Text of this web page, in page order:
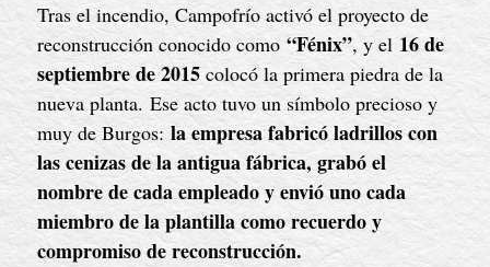
Tras el incendio, Campofrío activó el proyecto de
reconstrucción conocido como “Fénix”, y el 16 de
septiembre de 2015 colocó la primera piedra de la
nueva planta. Ese acto tuvo un símbolo precioso y
muy de Burgos: la empresa fabricó ladrillos con
las cenizas de la antigua fábrica, grabó el
nombre de cada empleado y envió uno cada
miembro de la plantilla como recuerdo y
compromiso de reconstrucción.